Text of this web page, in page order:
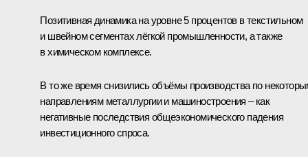
Позитивная динамика на уровне 5 процентов в текстильном
и швейном сегментах лёгкой промышленности, а также
в химическом комплексе.
В то же время снизились объёмы производства по
направлениям металлургии и машиностроения – как
негативные последствия общеэкономического падения
инвестиционного спроса.